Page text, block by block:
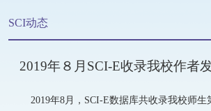
SCI动态
2019年８月SCI-E收录我校作者
2019年8月，SCI-E数据库共收录我校师生